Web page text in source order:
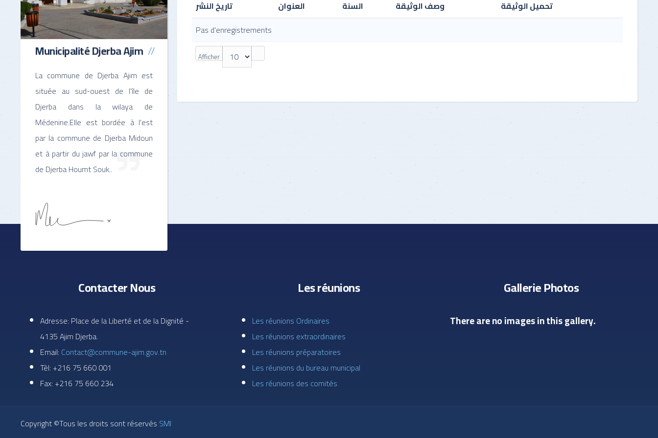
(P.Physique)
تاريخ النشر العنوان السنة وصف الوثيقة تحميل الوثيقة
Afficher
Pas d'enregistrements
Municipalité Djerba Ajim
La commune de Djerba Ajim est
située au sud-ouest de l'île de
Djerba dans la wilaya de
Médenine.Elle est bordée à l'est
par la commune de Djerba Midoun
et à partir du jawf par la commune
de Djerba Houmt Souk..
Contacter Nous
Adresse: Place de la Liberté et de la Dignité -
4135 Ajim Djerba.
Email: Contact@commune-ajim.gov.tn
Tèl: +216 75 660 001
Fax: +216 75 660 234
Les réunions
Les réunions Ordinaires
Les réunions extraordinaires
Les réunions préparatoires
Les réunions du bureau municipal
Les réunions des comités
Gallerie Photos
There are no images in this gallery.
Copyright ©Tous les droits sont réservés SMI